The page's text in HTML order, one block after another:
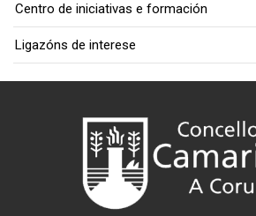
Centro de iniciativas e formación
Ligazóns de interese